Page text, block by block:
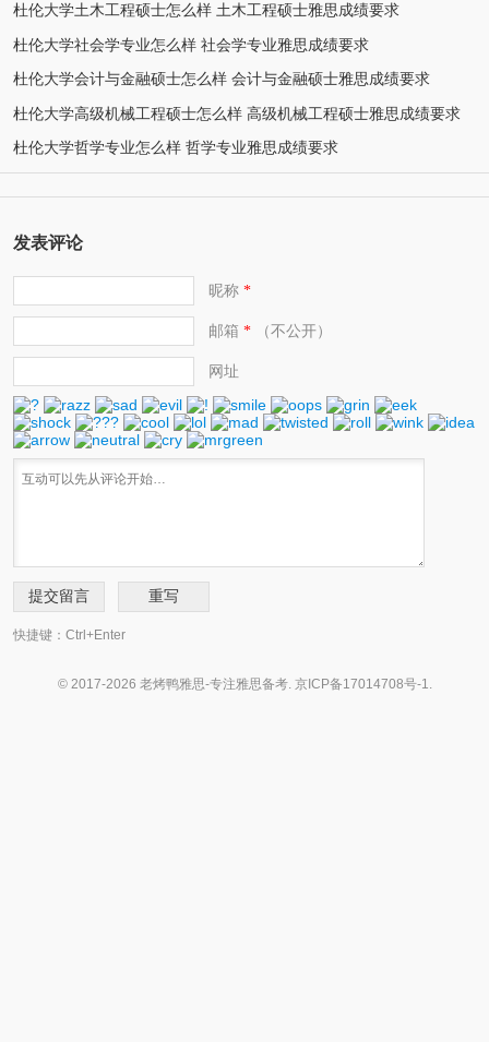
杜伦大学土木工程硕士怎么样 土木工程硕士雅思成绩要求
杜伦大学社会学专业怎么样 社会学专业雅思成绩要求
杜伦大学会计与金融硕士怎么样 会计与金融硕士雅思成绩要求
杜伦大学高级机械工程硕士怎么样 高级机械工程硕士雅思成绩要求
杜伦大学哲学专业怎么样 哲学专业雅思成绩要求
发表评论
昵称*
邮箱 *（不公开）
网址
快捷键：Ctrl+Enter
© 2017-2026 老烤鸭雅思-专注雅思备考. 京ICP备17014708号-1.